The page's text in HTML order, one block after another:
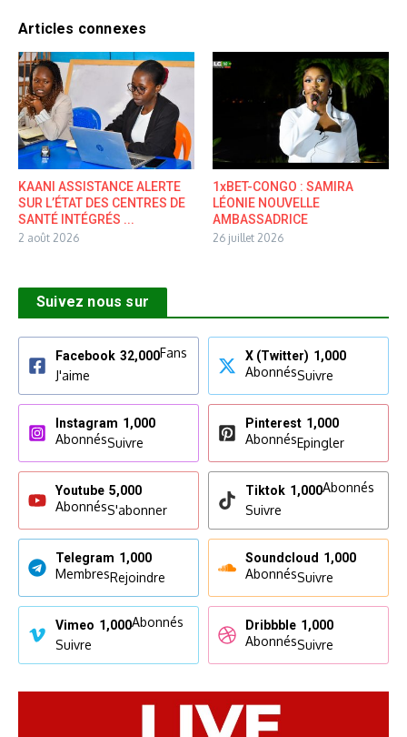
Articles connexes
KAANI ASSISTANCE ALERTE
SUR L’ÉTAT DES CENTRES DE
SANTÉ INTÉGRÉS ...
2 août 2026
1xBET-CONGO : SAMIRA
LÉONIE NOUVELLE
AMBASSADRICE
26 juillet 2026
Suivez nous sur
Facebook 32,000Fans
J'aime
X (Twitter) 1,000
AbonnésSuivre
Instagram 1,000
AbonnésSuivre
Pinterest 1,000
AbonnésEpingler
Youtube 5,000
AbonnésS'abonner
Tiktok 1,000Abonnés
Suivre
Telegram 1,000
MembresRejoindre
Soundcloud 1,000
AbonnésSuivre
Vimeo 1,000Abonnés
Suivre
Dribbble 1,000
AbonnésSuivre